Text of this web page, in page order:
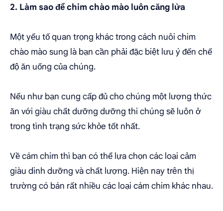
2. Làm sao để chim chào mào luôn căng lửa
Một yếu tố quan trọng khác trong cách nuôi chim
chào mào sung là bạn cần phải đặc biệt lưu ý đến chế
độ ăn uống của chúng.
Nếu như bạn cung cấp đủ cho chúng một lượng thức
ăn với giàu chất dưỡng dưỡng thi chúng sẽ luôn ở
trong tình trạng sức khỏe tốt nhất.
Về cám chim thì bạn có thể lựa chọn các loại cảm
giàu dinh dưỡng và chất lượng. Hiện nay trên thị
trường có bán rất nhiều các loại cám chim khác nhau.